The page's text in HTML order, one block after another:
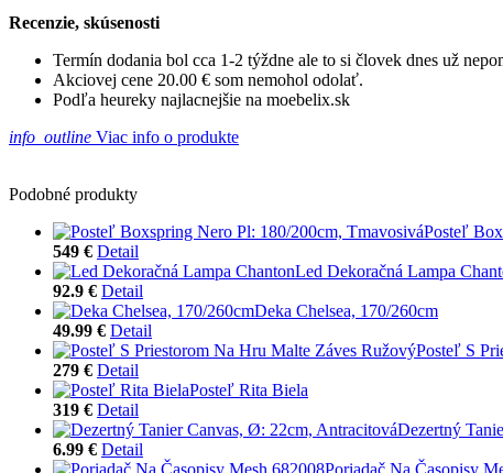
Recenzie, skúsenosti
Termín dodania bol cca 1-2 týždne ale to si človek dnes už
Akciovej cene 20.00 € som nemohol odolať.
Podľa heureky najlacnejšie na moebelix.sk
info_outline Viac info o produkte
Podobné produkty
Posteľ
549 € Detail
Led Dekoračná Lampa
92.9 € Detail
Deka Chelsea, 170/260cm
49.99 € Detail
Posteľ S
279 € Detail
Posteľ Rita Biela
319 € Detail
Dezertný
6.99 € Detail
Poriadač Na Časopisy